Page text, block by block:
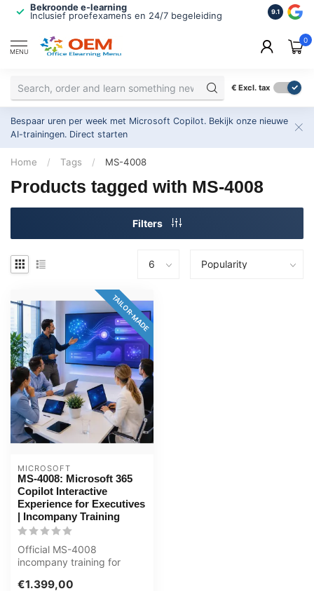
Bekroonde e-learning
Inclusief proefexamens en 24/7 begeleiding
ISO
2.500+
9.1
MENU
0
€ Excl. tax
Bespaar uren per week met Microsoft Copilot. Bekijk onze nieuwe
AI-trainingen. Direct starten
Home / Tags / MS-4008
Products tagged with MS-4008
Filters
TAILOR-MADE
MICROSOFT
MS-4008: Microsoft 365
Copilot Interactive
Experience for Executives
| Incompany Training
Official MS-4008
incompany training for
day, fully cust...
€1.399,00